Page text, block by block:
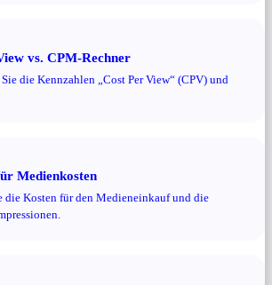
vs. CPM-Rechner
die Kennzahlen „Cost Per View“ (CPV) und
Medienkosten
die Kosten für den Medieneinkauf und die